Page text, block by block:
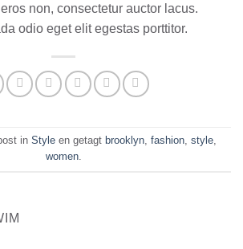
non, consectetur auctor lacus.
odio eget elit egestas porttitor.
in Style en getagt brooklyn, fashion, style,
women.